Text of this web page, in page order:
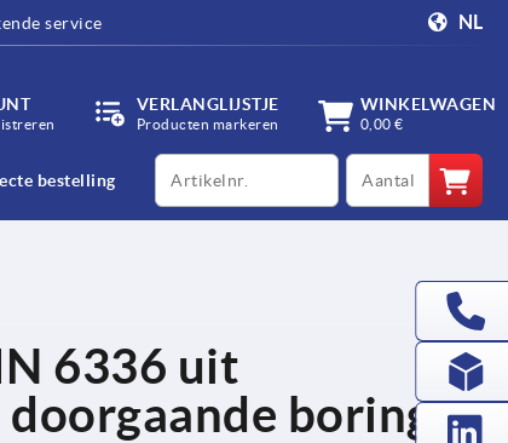
service NL
VERLANGLIJSTJE
Producten markeren
WINKELWAGEN
0,00 €
bestelling
productCode qty
6336 uit
boring